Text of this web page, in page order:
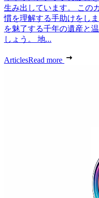
生み出しています。 この
慣を理解する手助けをし
を魅了する千年の遺産と
しょう。 地...
ArticlesRead more